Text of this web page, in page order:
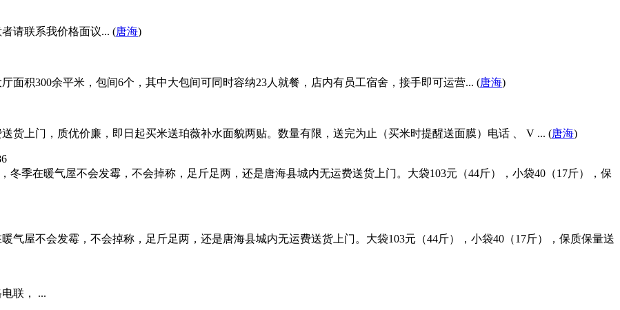
请联系我价格面议... (唐海)
面积300余平米，包间6个，其中大包间可同时容纳23人就餐，店内有员工宿舍，接手即可运营... (唐海)
货上门，质优价廉，即日起买米送珀薇补水面貌两贴。数量有限，送完为止（买米时提醒送面膜）电话 、 V ... (唐海)
冬季在暖气屋不会发霉，不会掉称，足斤足两，还是唐海县城内无运费送货上门。大袋103元（44斤），小袋40（17斤），保
气屋不会发霉，不会掉称，足斤足两，还是唐海县城内无运费送货上门。大袋103元（44斤），小袋40（17斤），保质保量送
联， ...